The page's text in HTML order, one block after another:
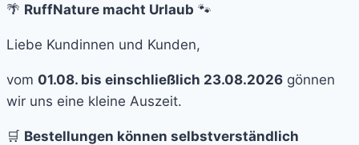
🌴 RuffNature macht Urlaub 🐾
Liebe Kundinnen und Kunden,
vom 01.08. bis einschließlich 23.08.2026 gönnen
wir uns eine kleine Auszeit.
🛒 Bestellungen können selbstverständlich